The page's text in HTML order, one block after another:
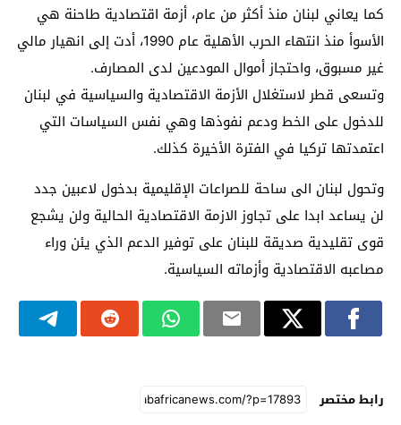
كما يعاني لبنان منذ أكثر من عام، أزمة اقتصادية طاحنة هي
الأسوأ منذ انتهاء الحرب الأهلية عام 1990، أدت إلى انهيار مالي
غير مسبوق، واحتجاز أموال المودعين لدى المصارف.
وتسعى قطر لاستغلال الأزمة الاقتصادية والسياسية في لبنان
للدخول على الخط ودعم نفوذها وهي نفس السياسات التي
اعتمدتها تركيا في الفترة الأخيرة كذلك.
وتحول لبنان الى ساحة للصراعات الإقليمية بدخول لاعبين جدد
لن يساعد ابدا على تجاوز الازمة الاقتصادية الحالية ولن يشجع
قوى تقليدية صديقة للبنان على توفير الدعم الذي يئن وراء
مصاعبه الاقتصادية وأزماته السياسية.
رابط مختصر